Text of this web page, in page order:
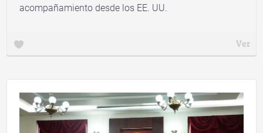
acompañamiento desde los EE. UU.
Ver